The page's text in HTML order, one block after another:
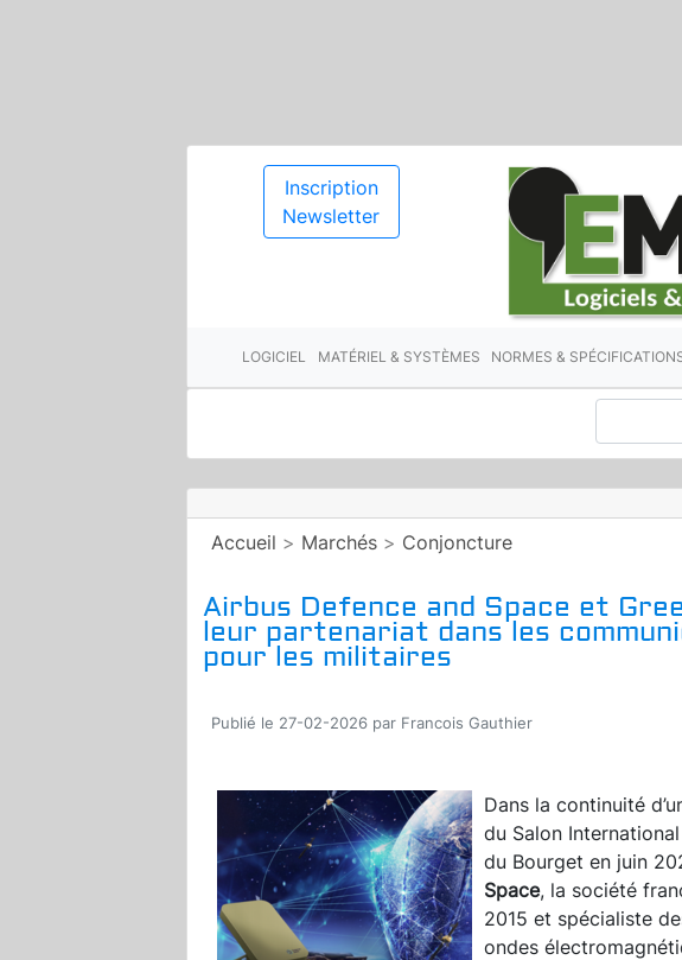
Inscription
Newsletter
LOGICIEL MATÉRIEL & SYSTÈMES NORMES &
Accueil > Marchés > Conjoncture
Airbus Defence and Space et
leur partenariat dans les
pour les militaires
Publié le 27-02-2026 par Francois Gauthier
Dans la continuité
du Salon International
du Bourget en juin
Space, la société
2015 et spécialiste
ondes